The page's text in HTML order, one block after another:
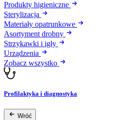
Produkty higieniczne
Sterylizacja
Materiały opatrunkowe
Asortyment drobny
Strzykawki i igły
Urządzenia
Zobacz wszystko
Profilaktyka i diagnostyka
Wróć